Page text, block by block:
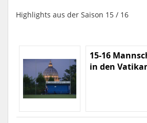
Highlights aus der Saison 15 / 16
15-16
in den